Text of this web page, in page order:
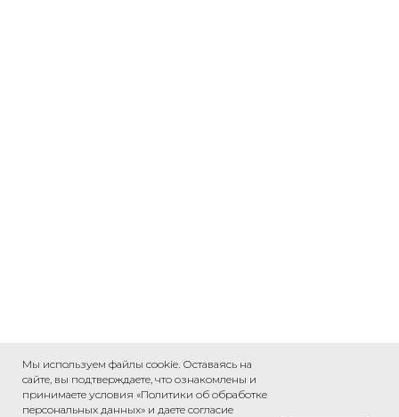
Мы используем файлы cookie. Оставаясь на
сайте, вы подтверждаете, что ознакомлены и
принимаете условия «Политики об обработке
персональных данных» и даете согласие